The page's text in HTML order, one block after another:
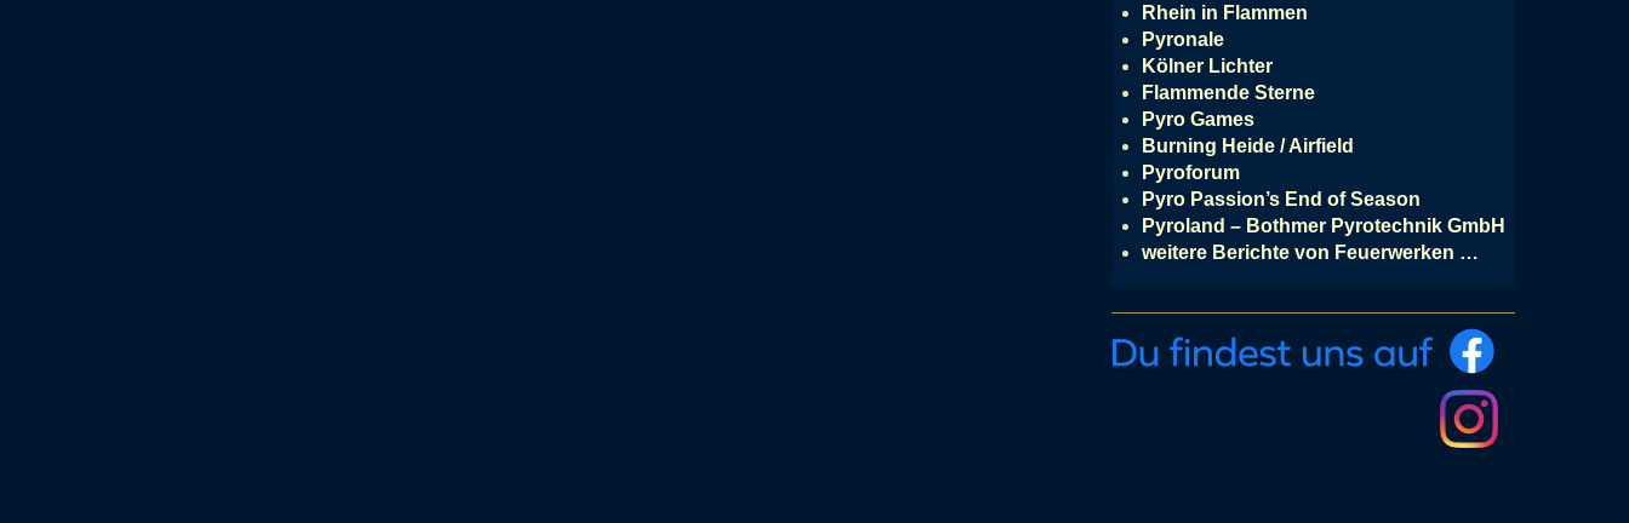
Rhein in Flammen
Pyronale
Kölner Lichter
Flammende Sterne
Pyro Games
Burning Heide / Airfield
Pyroforum
Pyro Passion’s End of Season
Pyroland – Bothmer Pyrotechnik GmbH
weitere Berichte von Feuerwerken …